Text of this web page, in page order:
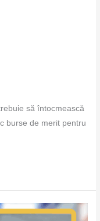
să întocmească
burse de merit pentru